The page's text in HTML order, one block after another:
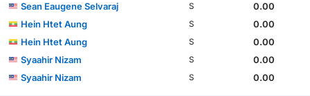
Sean Eaugene Selvaraj
S
0.00
Hein Htet Aung
S
0.00
Hein Htet Aung
S
0.00
Syaahir Nizam
S
0.00
Syaahir Nizam
S 0.00